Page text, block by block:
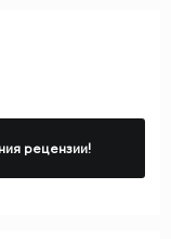
рецензии!